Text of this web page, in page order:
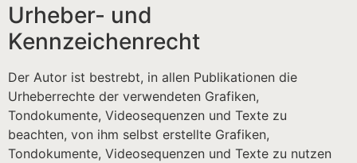
Urheber- und
Kennzeichenrecht
Der Autor ist bestrebt, in allen Publikationen die
Urheberrechte der verwendeten Grafiken,
Tondokumente, Videosequenzen und Texte zu
beachten, von ihm selbst erstellte Grafiken,
Tondokumente, Videosequenzen und Texte zu nutzen